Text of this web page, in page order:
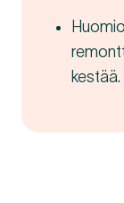
kestää.